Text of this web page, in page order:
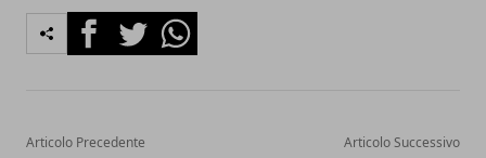
FacebookTwitterWhatsapp
Articolo Precedente Articolo Successivo